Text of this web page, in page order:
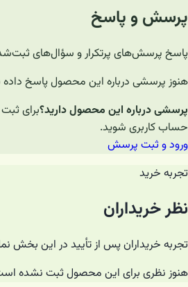
پرسش و پاسخ
پاسخ پرسش‌های پرتکرار و سؤال‌های
هنوز پرسشی درباره این محصول پاسخ
پرسشی درباره این محصول دارید؟برای
حساب کاربری شوید.
ورود و ثبت پرسش
تجربه خرید
نظر خریداران
تجربه خریداران پس از تأیید در این بخش
هنوز نظری برای این محصول ثبت نشده